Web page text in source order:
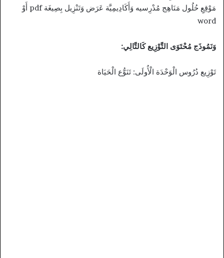
مَوْقِعِ حُلُول مَنَاهِج مُدْرِسيه وَأَكَادِيمِيَّة عَرَض وَتَنْزِيل بِصِيغَة pdf أَوْ
word
وَنَمُوذَج مُحْتَوَى التَّوْزِيع كَالتَّالِي:
تَوْزِيع دُرُوس الْوَحْدَة الْأُولَى: تَنَوُّع الْحَيَاة